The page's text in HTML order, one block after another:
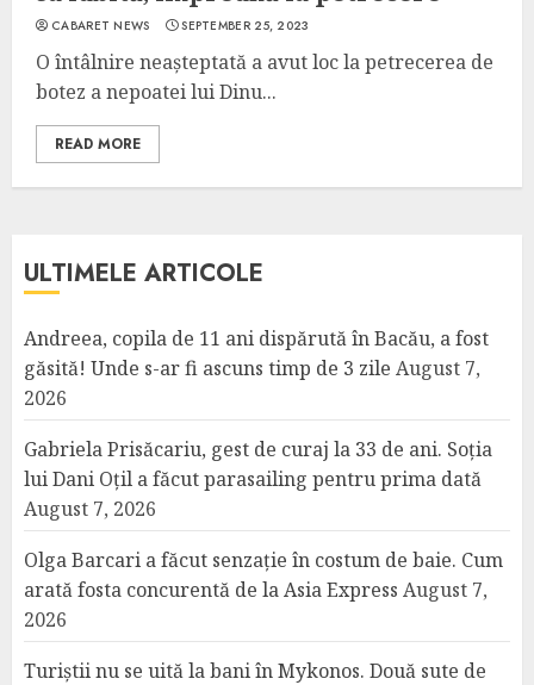
CABARET NEWS SEPTEMBER 25, 2023
O întâlnire neașteptată a avut loc la petrecerea de
botez a nepoatei lui Dinu...
READ MORE
ULTIMELE ARTICOLE
Andreea, copila de 11 ani dispărută în Bacău, a fost
găsită! Unde s-ar fi ascuns timp de 3 zile August 7,
2026
Gabriela Prisăcariu, gest de curaj la 33 de ani. Soția
lui Dani Oțil a făcut parasailing pentru prima dată
August 7, 2026
Olga Barcari a făcut senzație în costum de baie. Cum
arată fosta concurentă de la Asia Express August 7,
2026
Turiștii nu se uită la bani în Mykonos. Două sute de